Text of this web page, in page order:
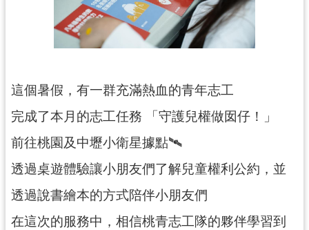
便
民
務
桃
青
源
這個暑假，有一群充滿熱血的青年志工
完成了本月的志工任務 「守護兒權做囡仔！」
前往桃園及中壢小衛星據點🛰️
透過桌遊體驗讓小朋友們了解兒童權利公約，並
透過說書繪本的方式陪伴小朋友們
在這次的服務中，相信桃青志工隊的夥伴學習到